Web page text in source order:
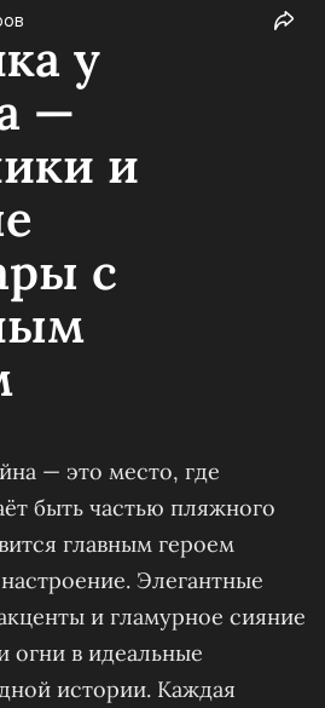
и подчеркивают ваш характер.
у
—
и
с
— это место, где
быть частью пляжного
главным героем
Элегантные
и гламурное сияние
огни в идеальные
истории. Каждая